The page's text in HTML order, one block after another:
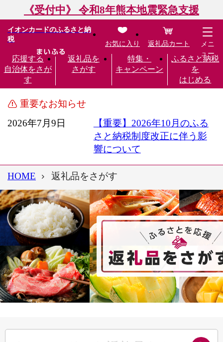
《受付中》 令和8年熊本地震緊急支援
イオンカードのふるさと納
税
応援する
自治体をさが
す
返礼品を
さがす
特集・
キャンペーン
ふるさと納税
を
はじめる
お気に入り 返礼品カート
メニ
ュー
重要なお知らせ
2026年7月9日
【重要】2026年10月のふる
さと納税制度改正に伴う影
響について
HOME 返礼品をさがす